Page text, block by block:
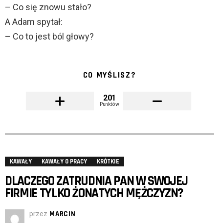
– Co się znowu stało?
A Adam spytał:
– Co to jest ból głowy?
CO MYŚLISZ?
201
Punktów
KAWAŁY KAWAŁY O PRACY KRÓTKIE
DLACZEGO ZATRUDNIA PAN W SWOJEJ
FIRMIE TYLKO ŻONATYCH MĘŻCZYZN?
przez MARCIN